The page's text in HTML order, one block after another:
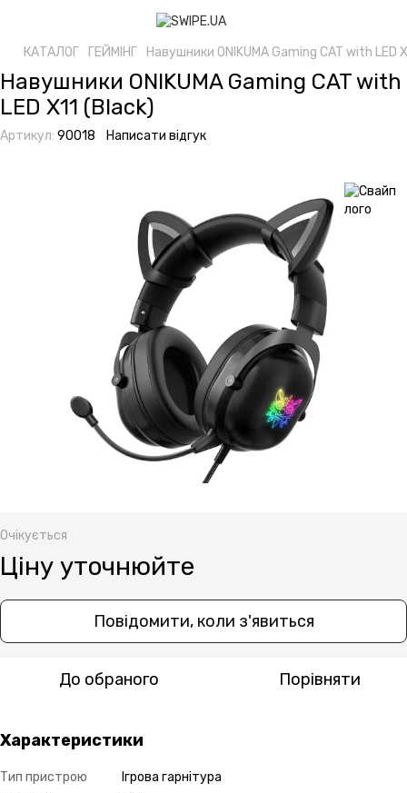
КАТАЛОГ ГЕЙМІНГ Навушники ONIKUMA Gaming CAT with LED
Навушники ONIKUMA Gaming CAT with
LED X11 (Black)
Артикул: 90018 Написати відгук
Очікується
Ціну уточнюйте
Повідомити, коли з'явиться
До обраного Порівняти
Характеристики
Тип пристрою
Ігрова гарнітура